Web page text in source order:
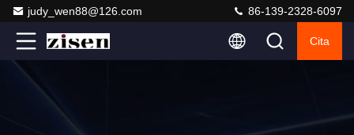
judy_wen88@126.com 86-139-2328-6097
Cita